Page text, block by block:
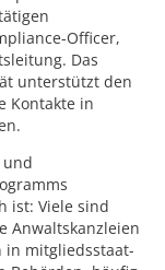
Officer,
Das
unterstützt den
Kontakte in
und
ist: Viele sind
Anwaltskanzleien
in mitgliedsstaat­